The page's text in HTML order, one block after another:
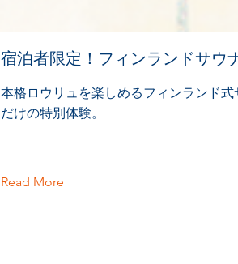
宿泊者限定！フィンランドサウ
本格ロウリュを楽しめるフィンランド式
だけの特別体験。
Read More